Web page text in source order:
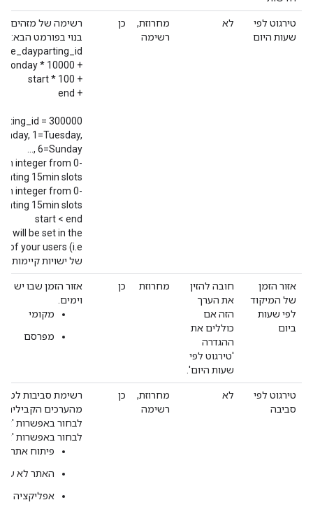
טירגוט לפי
שעות היום
לא
מחרוזת,
רשימה
כן
רשימה של מזהים,
בנוי בפורמט הבא:
+ days_since_monday * 10000
+ start * 100
+ end
= 300000
1=Tuesday,
..., 6=Sunday
an integer from 0-
15min slots
an integer from 0-
15min slots
start < end
will be set in the
של ישויות קיימות
אזור הזמן
של המיקוד
לפי שעות
ביום
חובה להזין
את הערך
הזה אם
כוללים את
ההגדרה
'טירגוט לפי
שעות היום'.
מחרוזת כן
אזור הזמן שבו יש
וימים.
מקומי
מפרסם
טירגוט לפי
סביבה
לא
מחרוזת,
רשימה
כן
רשימת סביבות
מהערכים
לבחור באפשרות
לבחור באפשרות
פיתוח אתרים
האתר לא עבר
אפליקציה